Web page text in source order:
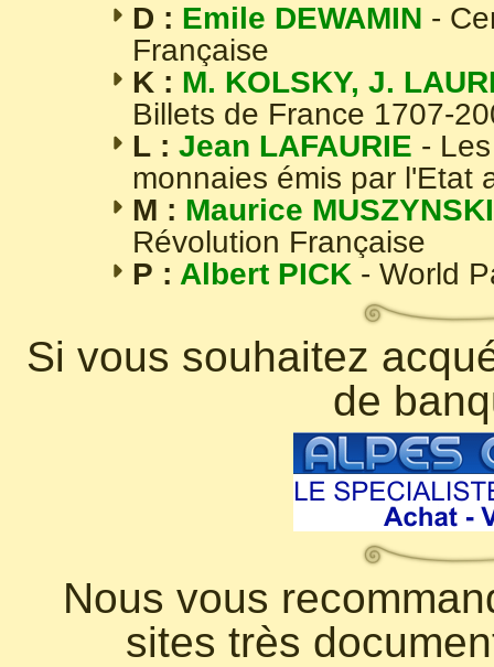
D : Emile DEWAMIN -
Française
K : M. KOLSKY, J.
Billets de France 1707-
L : Jean LAFAURIE -
monnaies émis par l'Etat
M : Maurice MUSZYNSKI
Révolution Française
P : Albert PICK - World
Si vous souhaitez
de
Nous vous
sites très